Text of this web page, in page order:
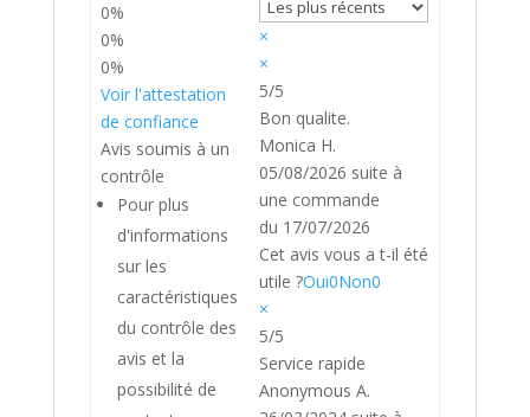
0%
0%
0%
Voir l'attestation
de confiance
Avis soumis à un
contrôle
Pour plus
d'informations
sur les
caractéristiques
du contrôle des
avis et la
possibilité de
×
×
5/5
Bon qualite.
Monica H.
05/08/2026 suite à
une commande
du 17/07/2026
Cet avis vous a t-il été
utile ?Oui0Non0
×
5/5
Service rapide
Anonymous A.